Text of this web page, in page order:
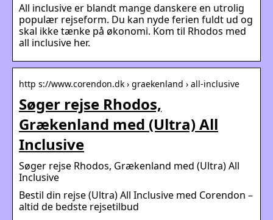
All inclusive er blandt mange danskere en utrolig
populær rejseform. Du kan nyde ferien fuldt ud og
skal ikke tænke på økonomi. Kom til Rhodos med
all inclusive her.
http s://www.corendon.dk › graekenland › all-inclusive
Søger rejse Rhodos,
Grækenland med (Ultra) All
Inclusive
Søger rejse Rhodos, Grækenland med (Ultra) All
Inclusive
Bestil din rejse (Ultra) All Inclusive med Corendon –
altid de bedste rejsetilbud